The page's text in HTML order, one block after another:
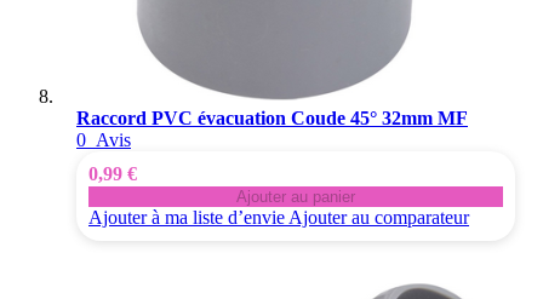
Raccord PVC évacuation Coude 45° 32mm MF
0 Avis
0,99 €
Ajouter au panier
Ajouter à ma liste d’envie Ajouter au comparateur